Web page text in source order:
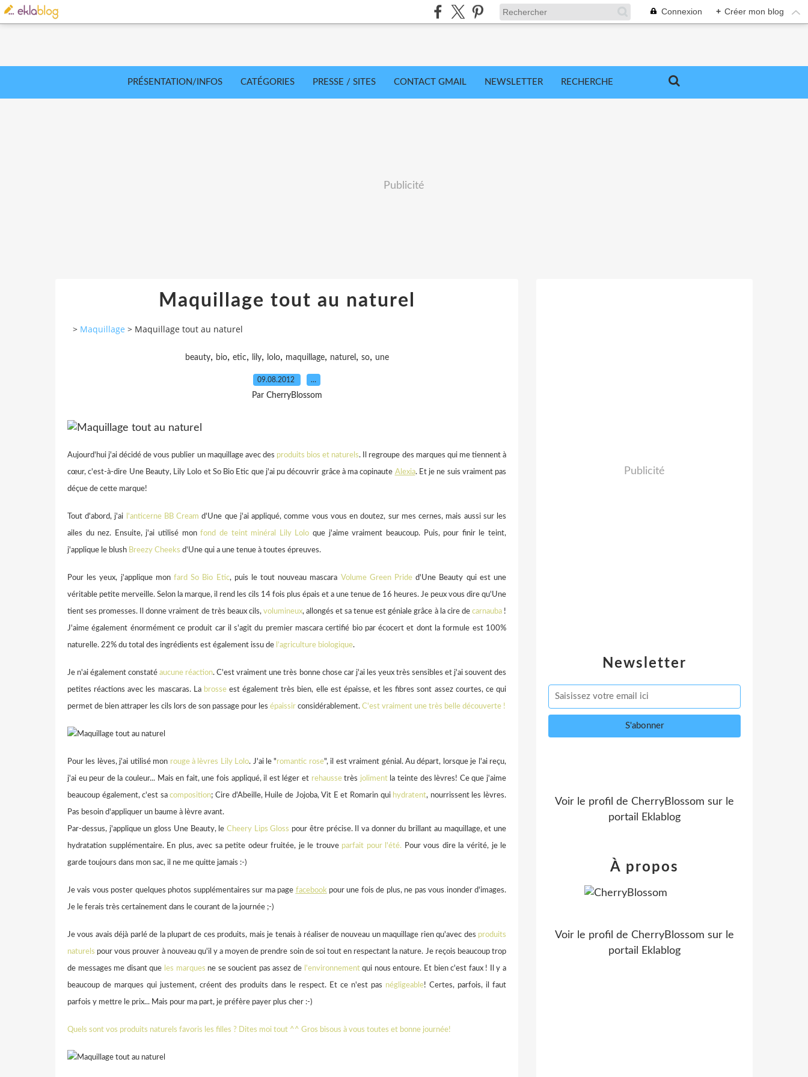
Connexion + Créer mon blog
PRÉSENTATION/INFOS CATÉGORIES PRESSE / SITES CONTACT GMAIL NEWSLETTER RECHERCHE
Publicité
Maquillage tout au naturel
> Maquillage > Maquillage tout au naturel
beauty, bio, etic, lily, lolo, maquillage, naturel, so, une
09.08.2012 …
Par CherryBlossom
Aujourd'hui j'ai décidé de vous publier un maquillage avec des produits bios et naturels. Il regroupe des marques qui me tiennent à
cœur, c'est-à-dire Une Beauty, Lily Lolo et So Bio Etic que j'ai pu découvrir grâce à ma copinaute Alexia. Et je ne suis vraiment pas
déçue de cette marque!
Tout d'abord, j'ai l'anticerne BB Cream d'Une que j'ai appliqué, comme vous vous en doutez, sur mes cernes, mais aussi sur les
ailes du nez. Ensuite, j'ai utilisé monfond de teint minéral Lily Lolo que j'aime vraiment beaucoup. Puis, pour finir le teint,
j'applique le blush Breezy Cheeks d'Une qui a une tenue à toutes épreuves.
Pour les yeux, j'applique monfard So Bio Etic, puis le tout nouveau mascara Volume Green Pride d'Une Beauty qui est une
véritable petite merveille. Selon la marque, il rend les cils 14 fois plus épais et a une tenue de 16 heures. Je peux vous dire qu'Une
tient ses promesses. Il donne vraiment de très beaux cils, volumineux, allongés et sa tenue est géniale grâce à la cire de carnauba!
J'aime également énormément ce produit car il s'agit du premier mascara certifié bio par écocert et dont la formule est 100%
naturelle. 22% du total des ingrédients est également issu de l’agriculture biologique.
Je n'ai également constaté aucune réaction. C'est vraiment une très bonne chose car j'ai les yeux très sensibles et j'ai souvent des
petites réactions avec les mascaras. La brosseest également très bien, elle est épaisse, et les fibres sont assez courtes, ce qui
permet de bien attraper les cils lors de son passage pour les épaissir considérablement. C'est vraiment une très belle découverte !
Pour les lèves, j'ai utilisé mon rouge à lèvres Lily Lolo. J'ai le "romantic rose", il est vraiment génial. Au départ, lorsque je l'ai reçu,
j'ai eu peur de la couleur... Mais en fait, une fois appliqué, il est léger et rehaussetrès jolimentla teinte des lèvres! Ce que j'aime
beaucoup également, c'est sacomposition; Cire d'Abeille, Huile de Jojoba, Vit E et Romarin qui hydratent, nourrissent les lèvres.
Pas besoin d'appliquer un baume à lèvre avant.
Par-dessus, j'applique un gloss Une Beauty, le Cheery Lips Gloss pour être précise. Il va donner du brillant au maquillage, et une
hydratation supplémentaire. En plus, avec sa petite odeur fruitée, je le trouve parfait pour l'été. Pour vous dire la vérité, je le
garde toujours dans mon sac, il ne me quitte jamais :-)
Je vais vous poster quelques photos supplémentaires sur ma page facebookpour une fois de plus, ne pas vous inonder d'images.
Je le ferais très certainement dans le courant de la journée ;-)
Je vous avais déjà parlé de la plupart de ces produits, mais je tenais à réaliser de nouveau un maquillage rien qu'avec des produits
naturels pour vous prouver à nouveau qu'il y a moyen de prendre soin de soi tout en respectant la nature. Je reçois beaucoup trop
de messages me disant que les marques ne se soucient pas assez de l'environnementqui nous entoure. Et bien c'est faux ! Il y a
beaucoup de marques qui justement, créent des produits dans le respect. Et ce n'est pas négligeable! Certes, parfois, il faut
parfois y mettre le prix... Mais pour ma part, je préfère payer plus cher :-)
Quels sont vos produits naturels favoris les filles ? Dites moi tout ^^ Gros bisous à vous toutes et bonne journée!
Newsletter
Publicité
Voir le profil de CherryBlossom sur le
portail Eklablog
À propos
Voir le profil de CherryBlossom sur le
portail Eklablog